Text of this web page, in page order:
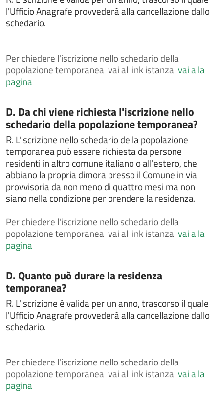
Chiedere il rilascio della tessera elettorale
stato civile
Chiedere il rilascio di certificati ed estratti di leva
militare
elettorali
Chiedere il rilascio di copia integrale di atti di stato
civile
Chiedere il rilascio o il rinnovo della carta d'identità
elettronica
Chiedere il voto assistito
Chiedere l'assegnazione del numero civico
Chiedere l'attestazione di soggiorno permanente per
Chiedere l'attribuzione del cognome materno al
momento della nascita
Chiedere l'autorizzazione al trasporto e alla
Chiedere l'autorizzazione alla esumazione,
estumulazione o traslazione
Chiedere la cittadinanza italiana
Chiedere la concessione di spazi comunali per
attività culturali o sportive
Chiedere la concessione, il rinnovo e/o la rinuncia di
loculo od ossario
Chiedere la consultazione e la copia delle liste
l'Ufficio Anagrafe provvederà alla cancellazione dallo
schedario.
Perchiedere l'iscrizione nello schedario della
popolazione temporanea vai al link istanza:vai alla
pagina
Categoria:
D. Da chi viene richiesta l'iscrizione nello
schedario della popolazione temporanea?
R. L'iscrizione nello schedario della popolazione
temporanea può essere richiesta da persone
residenti in altro comune italiano o all'estero, che
abbiano la propria dimora presso il Comune in via
provvisoria da non meno di quattro mesi ma non
siano nella condizione per prendere la residenza.
Perchiedere l'iscrizione nello schedario della
popolazione temporanea vai al link istanza:vai alla
pagina
Categoria:
D. Quanto può durare la residenza
temporanea?
R. L'iscrizione è valida per un anno, trascorso il quale
l'Ufficio Anagrafe provvederà alla cancellazione dallo
schedario.
Perchiedere l'iscrizione nello schedario della
popolazione temporanea vai al link istanza:vai alla
pagina